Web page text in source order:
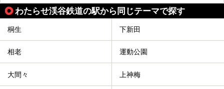
わたらせ渓谷鉄道の駅から同じテーマで探す
桐生 下新田
相老 運動公園
大間々 上神梅